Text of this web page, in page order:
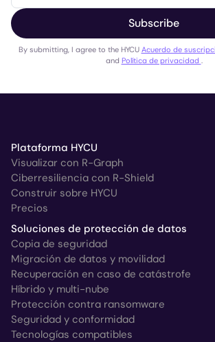
Subscribe
By submitting, I agree to the HYCU Acuerdo de
and Política de privacidad
Plataforma HYCU
Visualizar con R-Graph
Ciberresiliencia con R-Shield
Construir sobre HYCU
Precios
Soluciones de protección de datos
Copia de seguridad
Migración de datos y movilidad
Recuperación en caso de catástrofe
Híbrido y multi-nube
Protección contra ransomware
Seguridad y conformidad
Tecnologías compatibles